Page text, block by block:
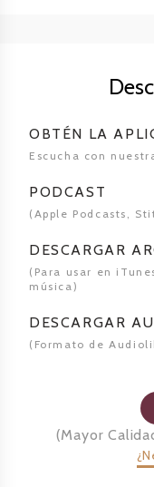
OBTÉN LA
Escucha con
PODCAST
(Apple Podcasts,
DESCARGAR
(Para usar en
música)
DESCARGAR
(Formato de
(Mayor